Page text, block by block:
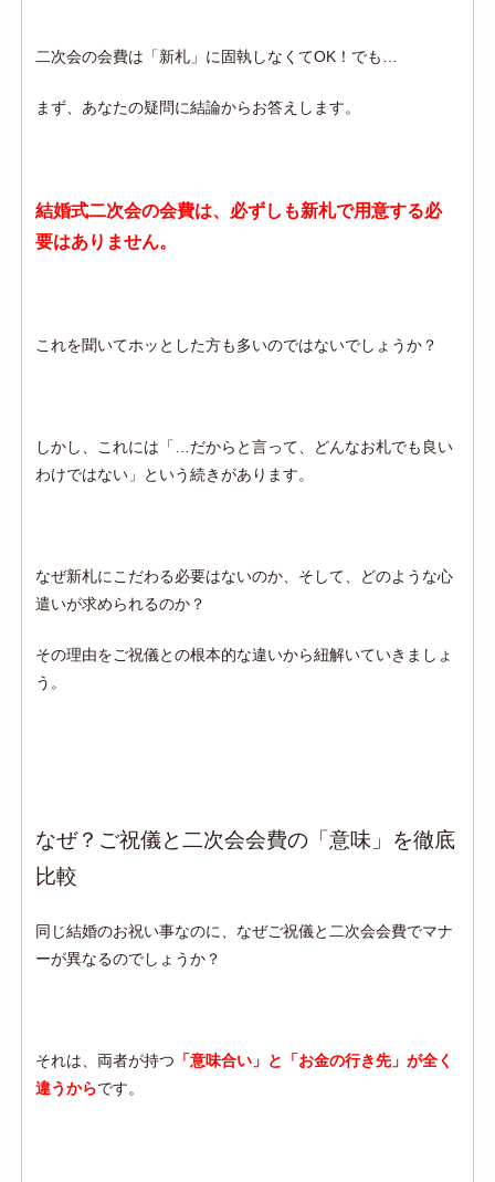
二次会の会費は「新札」に固執しなくてOK！でも…
まず、あなたの疑問に結論からお答えします。
結婚式二次会の会費は、必ずしも新札で用意する必
要はありません。
これを聞いてホッとした方も多いのではないでしょうか？
しかし、これには「…だからと言って、どんなお札でも良い
わけではない」という続きがあります。
なぜ新札にこだわる必要はないのか、そして、どのような心
遣いが求められるのか？
その理由をご祝儀との根本的な違いから紐解いていきましょ
う。
なぜ？ご祝儀と二次会会費の「意味」を徹底
比較
同じ結婚のお祝い事なのに、なぜご祝儀と二次会会費でマナ
ーが異なるのでしょうか？
それは、両者が持つ 「意味合い」と「お金の行き先」が全く
違うからです。